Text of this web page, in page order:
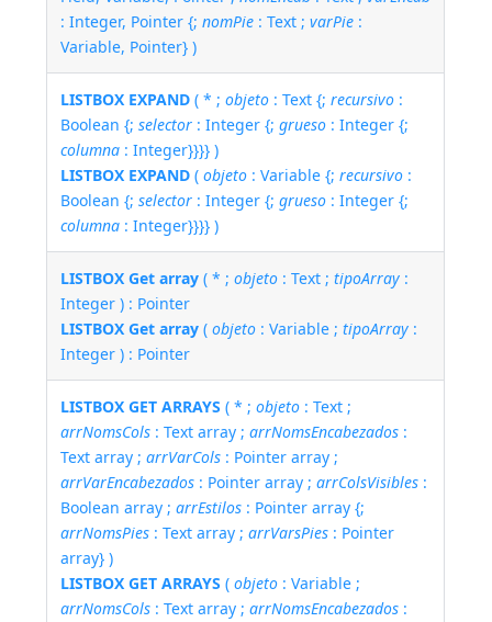
: Integer, Pointer {;nomPie : Text ;varPie :
Variable, Pointer} )
LISTBOX EXPAND ( * ;objeto : Text {;recursivo :
Boolean {;selector : Integer {;grueso : Integer {;
columna : Integer}}}} )
LISTBOX EXPAND (objeto : Variable {;recursivo :
Boolean {;selector : Integer {;grueso : Integer {;
columna : Integer}}}} )
LISTBOX Get array ( * ;objeto : Text ;tipoArray :
Integer ) : Pointer
LISTBOX Get array (objeto : Variable ;tipoArray :
Integer ) : Pointer
LISTBOX GET ARRAYS ( * ;objeto : Text ;
arrNomsCols : Text array ;arrNomsEncabezados :
Text array ;arrVarCols : Pointer array ;
arrVarEncabezados : Pointer array ;arrColsVisibles :
Boolean array ;arrEstilos : Pointer array {;
arrNomsPies : Text array ;arrVarsPies : Pointer
array} )
LISTBOX GET ARRAYS (objeto : Variable ;
arrNomsCols : Text array ;arrNomsEncabezados :